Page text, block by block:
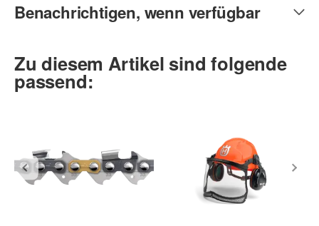
Benachrichtigen, wenn verfügbar
Zu diesem Artikel sind folgende
passend: